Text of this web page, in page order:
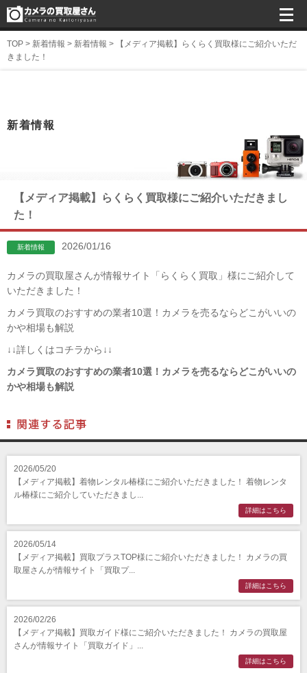
TOP > 新着情報 > 新着情報 >
【メディア掲載】らくらく買取様にご紹介いただ
きました！
新着情報
【メディア掲載】らくらく買取様にご紹介いただきまし
た！
新着情報 2026/01/16
カメラの買取屋さんが情報サイト「らくらく買取」様にご紹介して
いただきました！
カメラ買取のおすすめの業者10選！カメラを売るならどこがいいの
かや相場も解説
↓↓詳しくはコチラから↓↓
カメラ買取のおすすめの業者10選！カメラを売るならどこがいいの
かや相場も解説
2026/05/20
【メディア掲載】着物レンタル椿様にご紹介いただきました！ 着物レンタ
ル椿様にご紹介していただきまし...
詳細はこちら
2026/05/14
【メディア掲載】買取プラスTOP様にご紹介いただきました！ カメラの買
取屋さんが情報サイト「買取プ...
詳細はこちら
2026/02/26
【メディア掲載】買取ガイド様にご紹介いただきました！ カメラの買取屋
さんが情報サイト「買取ガイド」...
詳細はこちら